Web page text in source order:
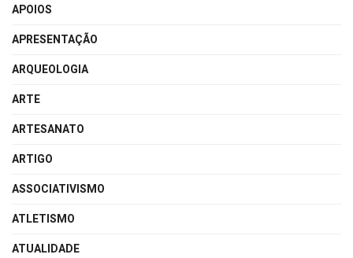
APOIOS
APRESENTAÇÃO
ARQUEOLOGIA
ARTE
ARTESANATO
ARTIGO
ASSOCIATIVISMO
ATLETISMO
ATUALIDADE